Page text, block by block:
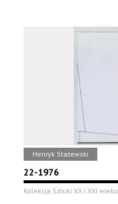
Henryk Stażewski
22-1976
Kolekcja Sztuki XX i XXI wieku